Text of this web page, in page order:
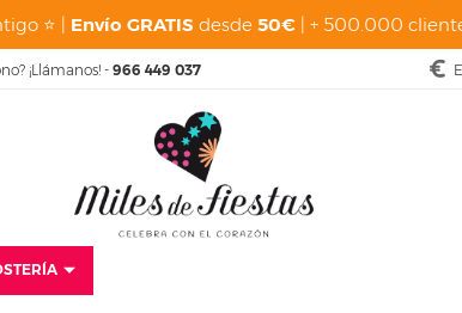
⭐ | Envío GRATIS desde 50€ | + 500.000
¡Llámanos! -966 449 037
Adultos